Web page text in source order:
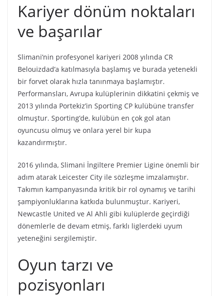
Kariyer dönüm noktaları
ve başarılar
Slimani’nin profesyonel kariyeri 2008 yılında CR
Belouizdad’a katılmasıyla başlamış ve burada yetenekli
bir forvet olarak hızla tanınmaya başlamıştır.
Performansları, Avrupa kulüplerinin dikkatini çekmiş ve
2013 yılında Portekiz’in Sporting CP kulübüne transfer
olmuştur. Sporting’de, kulübün en çok gol atan
oyuncusu olmuş ve onlara yerel bir kupa
kazandırmıştır.
2016 yılında, Slimani İngiltere Premier Ligine önemli bir
adım atarak Leicester City ile sözleşme imzalamıştır.
Takımın kampanyasında kritik bir rol oynamış ve tarihi
şampiyonluklarına katkıda bulunmuştur. Kariyeri,
Newcastle United ve Al Ahli gibi kulüplerde geçirdiği
dönemlerle de devam etmiş, farklı liglerdeki uyum
yeteneğini sergilemiştir.
Oyun tarzı ve
pozisyonları